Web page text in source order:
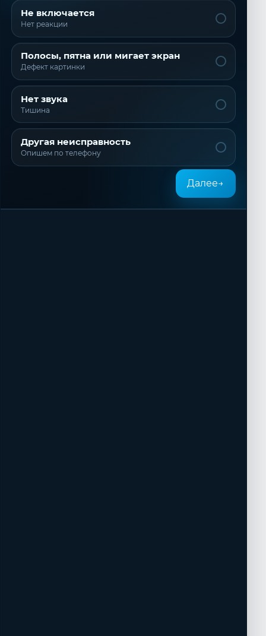
Не включается
Нет реакции
Полосы, пятна или мигает экран
Дефект картинки
Нет звука
Тишина
Другая неисправность
Опишем по телефону
Далее→